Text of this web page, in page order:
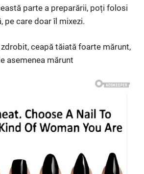
parte a preparării, poți folosi
pe care doar îl mixezi.
ceapă tăiată foarte mărunt,
asemenea mărunt